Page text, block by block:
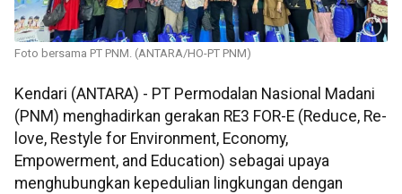
Foto bersama PT PNM. (ANTARA/HO-PT PNM)
Kendari (ANTARA) - PT Permodalan Nasional Madani
(PNM) menghadirkan gerakan RE3 FOR-E (Reduce, Re-
love, Restyle for Environment, Economy,
Empowerment, and Education) sebagai upaya
menghubungkan kepedulian lingkungan dengan